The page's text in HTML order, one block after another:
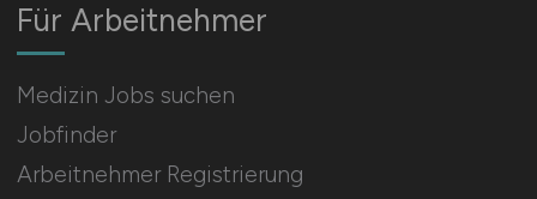
Für Arbeitnehmer
Medizin Jobs suchen
Jobfinder
Arbeitnehmer Registrierung